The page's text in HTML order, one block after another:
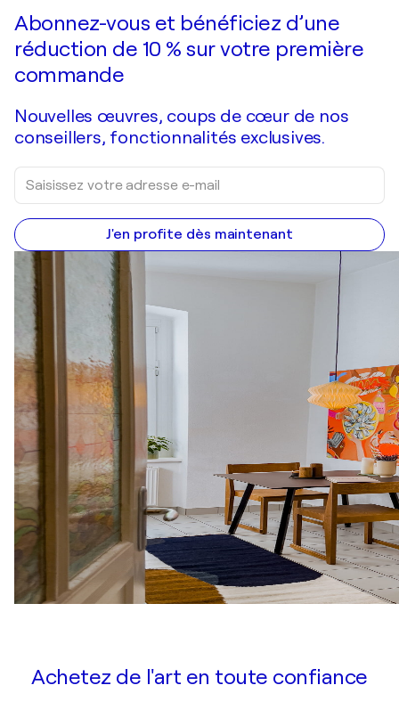
Abonnez-vous et bénéficiez d’une
réduction de 10 % sur votre première
commande
Nouvelles œuvres, coups de cœur de nos
conseillers, fonctionnalités exclusives.
J'en profite dès maintenant
Achetez de l'art en toute confiance